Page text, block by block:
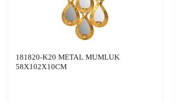
181820-K20 METAL MUMLUK
58X102X10CM